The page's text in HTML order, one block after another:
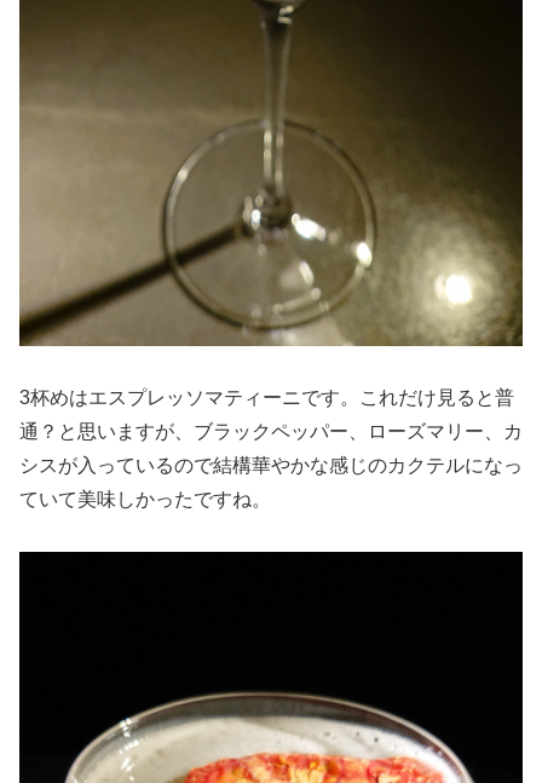
3杯めはエスプレッソマティーニです。これだけ見ると普
通？と思いますが、ブラックペッパー、ローズマリー、カ
シスが入っているので結構華やかな感じのカクテルになっ
ていて美味しかったですね。